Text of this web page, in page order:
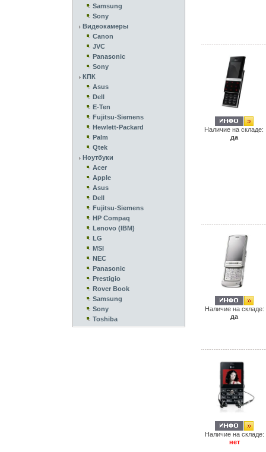
Samsung
Sony
Видеокамеры
Canon
JVC
Panasonic
Sony
КПК
Asus
Dell
E-Ten
Fujitsu-Siemens
Hewlett-Packard
Palm
Qtek
Ноутбуки
Acer
Apple
Asus
Dell
Fujitsu-Siemens
HP Compaq
Lenovo (IBM)
LG
MSI
NEC
Panasonic
Prestigio
Rover Book
Samsung
Sony
Toshiba
Наличие на складе:
да
Наличие на складе:
да
Наличие на складе:
нет